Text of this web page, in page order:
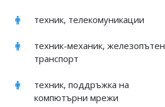
техник, телекомуникации
техник-механик, железопътен
транспорт
техник, поддръжка на
компютърни мрежи